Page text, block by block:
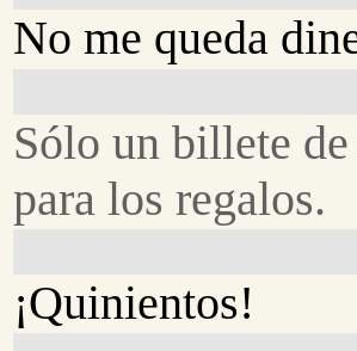
No me queda
Sólo un billete
para los regalos.
¡Quinientos!